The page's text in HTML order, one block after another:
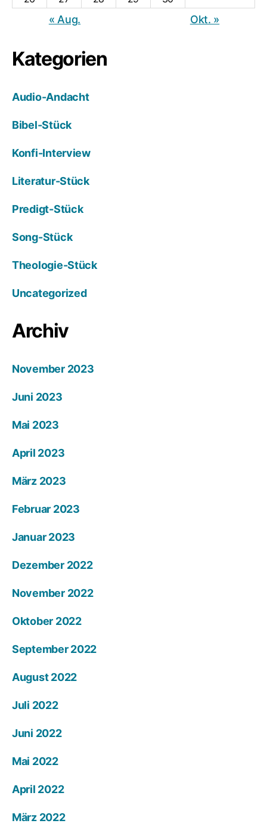
« Aug. Okt. »
Kategorien
Audio-Andacht
Bibel-Stück
Konfi-Interview
Literatur-Stück
Predigt-Stück
Song-Stück
Theologie-Stück
Uncategorized
Archiv
November 2023
Juni 2023
Mai 2023
April 2023
März 2023
Februar 2023
Januar 2023
Dezember 2022
November 2022
Oktober 2022
September 2022
August 2022
Juli 2022
Juni 2022
Mai 2022
April 2022
März 2022